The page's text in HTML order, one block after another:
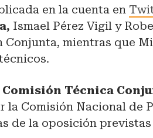
en la cuenta en
Ismael Pérez Vigil y
Conjunta, mientras que
Comisión Técnica
la Comisión Nacional de
de la oposición